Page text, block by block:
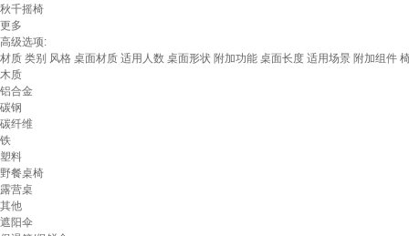
秋千摇椅
更多
高级选项:
材质 类别 风格 桌面材质 适用人数 桌面形状 附加功能 桌面长度 适用场景 附加组件
木质
铝合金
碳钢
碳纤维
铁
塑料
野餐桌椅
露营桌
其他
遮阳伞